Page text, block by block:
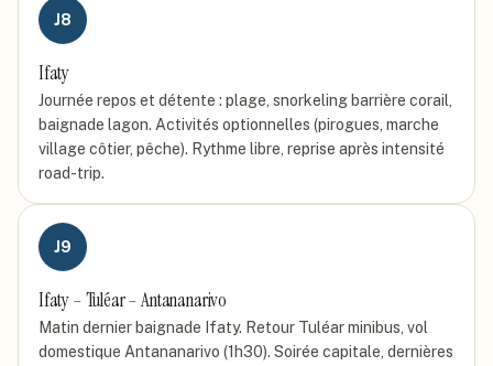
J8
Ifaty
Journée repos et détente : plage, snorkeling barrière corail,
baignade lagon. Activités optionnelles (pirogues, marche
village côtier, pêche). Rythme libre, reprise après intensité
road-trip.
J9
Ifaty – Tuléar – Antananarivo
Matin dernier baignade Ifaty. Retour Tuléar minibus, vol
domestique Antananarivo (1h30). Soirée capitale, dernières